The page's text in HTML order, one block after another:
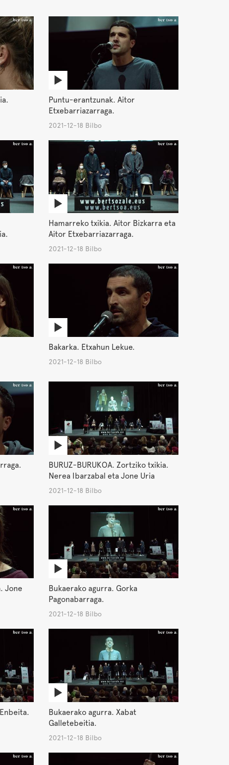
Puntu-erantzunak. Aitor
Etxebarriazarraga.
2021-12-18 Bilbo
Hamarreko txikia. Aitor Bizkarra eta
Aitor Etxebarriazarraga.
2021-12-18 Bilbo
Bakarka. Etxahun Lekue.
2021-12-18 Bilbo
BURUZ-BURUKOA. Zortziko txikia.
Nerea Ibarzabal eta Jone Uria
2021-12-18 Bilbo
Jone
Bukaerako agurra. Gorka
Pagonabarraga.
2021-12-18 Bilbo
Bukaerako agurra. Xabat
Galletebeitia.
2021-12-18 Bilbo